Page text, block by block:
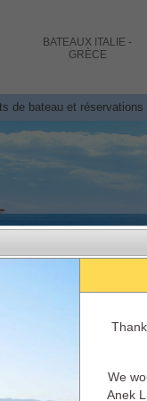
BATEAUX ITALIE -
GRÈCE
de bateau et réservations
We
Anek